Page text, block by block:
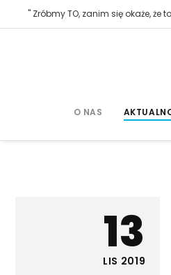
" Zróbmy TO, zanim się okaże, że
O NAS
13
LIS 2019